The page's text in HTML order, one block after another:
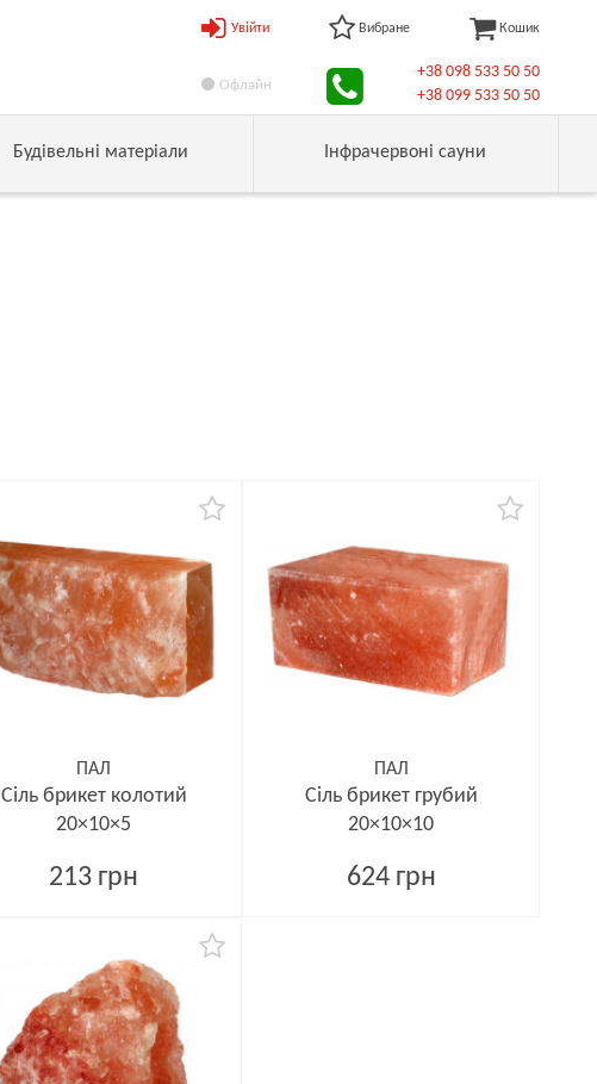
Увійти Вибране Кошик
Офлайн
+38 098 533 50 50
+38 099 533 50 50
Будівельні матеріали Інфрачервоні сауни
ПАЛ
Сіль брикет колотий
20×10×5
213 грн
ПАЛ
Сіль брикет грубий
20×10×10
624 грн